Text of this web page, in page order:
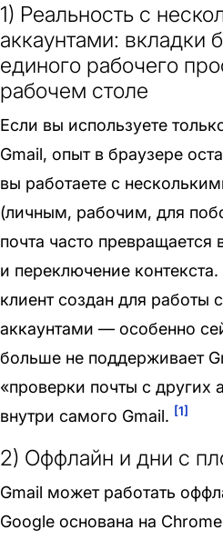
1) Реальность с
аккаунтами: вкладки
единого рабочего
рабочем столе
Если вы используете
Gmail, опыт в браузере
вы работаете с
(личным, рабочим, для
почта часто превращается
и переключение
клиент создан для работы
аккаунтами — особенно
больше не поддерживает
«проверки почты с других
внутри самого Gmail. [1]
2) Оффлайн и дни с
Gmail может работать
Google основана на